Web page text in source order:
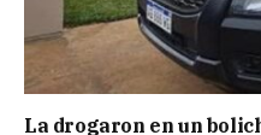
La drogaron en un